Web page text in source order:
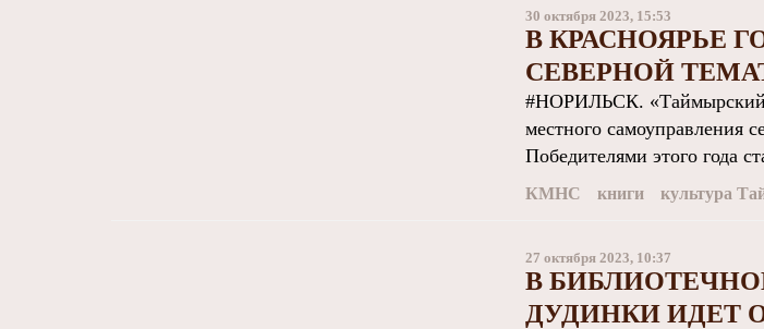
30 октября 2023, 15:53
В КРАСНОЯРЬЕ
СЕВЕРНОЙ
#НОРИЛЬСК. «Таймырский
местного самоуправления
Победителями этого года
КМНС книги культура
27 октября 2023, 10:37
В
ДУДИНКИ ИДЕТ